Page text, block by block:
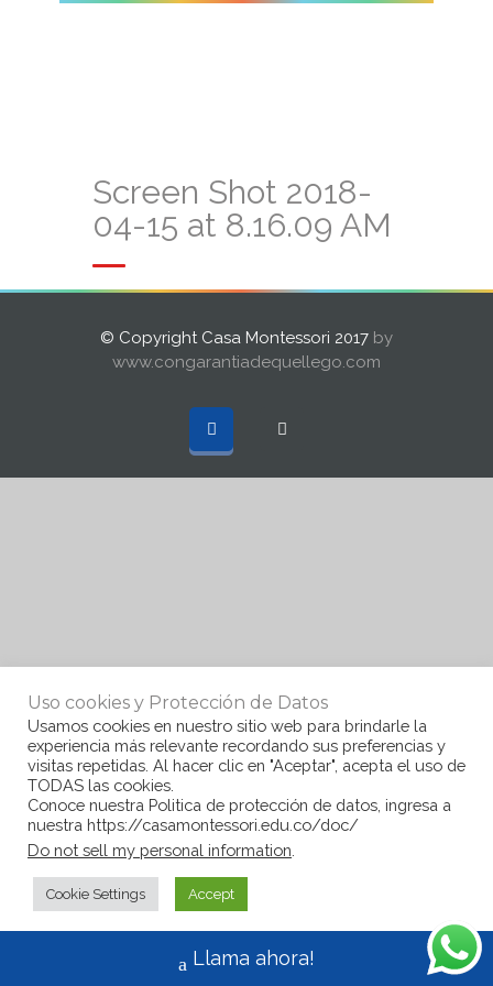
Screen Shot 2018-
04-15 at 8.16.09 AM
© Copyright Casa Montessori 2017 by
www.congarantiadequellego.com
Uso cookies y Protección de Datos
Usamos cookies en nuestro sitio web para brindarle la
experiencia más relevante recordando sus preferencias y
visitas repetidas. Al hacer clic en "Aceptar", acepta el uso de
TODAS las cookies.
Conoce nuestra Politica de protección de datos, ingresa a
nuestra https://casamontessori.edu.co/doc/
Do not sell my personal information
Cookie Settings Accept
Llama ahora!